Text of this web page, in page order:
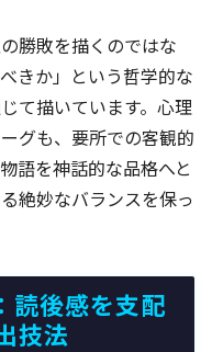
勝敗を描くのではな
きか」という哲学的な
て描いています。心理
グも、要所での客観的
語を神話的な品格へと
絶妙なバランスを保っ
読後感を支配
技法